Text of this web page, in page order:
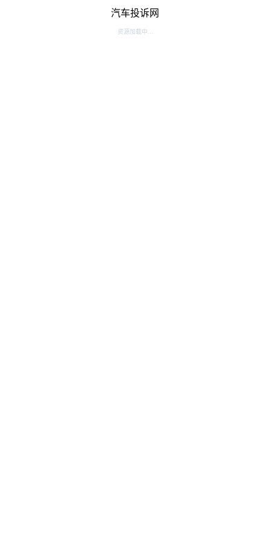
汽车投诉网
资源加载中...